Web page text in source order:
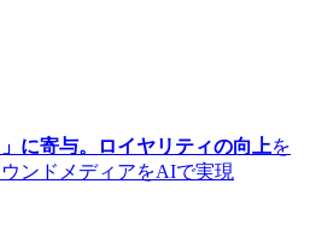
に寄与。ロイヤリティの向上を
ンドメディアをAIで実現